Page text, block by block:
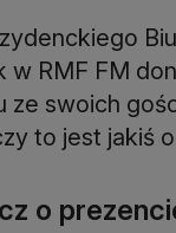
w RMF FM
ze swoich
to jest jakiś
o